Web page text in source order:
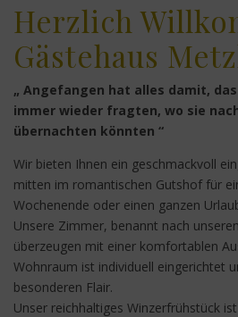
Herzlich
Gästehaus
„ Angefangen hat alles damit,
immer wieder fragten, wo sie
übernachten könnten “
Wir bieten Ihnen ein geschmackvoll
mitten im romantischen Gutshof für
Wochenende oder einen ganzen
Unsere Zimmer, benannt nach
überzeugen mit einer komfortablen
Wohnraum ist individuell eingerichtet
besonderen Flair.
Unser reichhaltiges Winzerfrühstück